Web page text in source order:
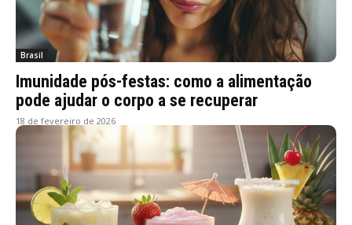
Brasil
Imunidade pós-festas: como a alimentação
pode ajudar o corpo a se recuperar
18 de fevereiro de 2026